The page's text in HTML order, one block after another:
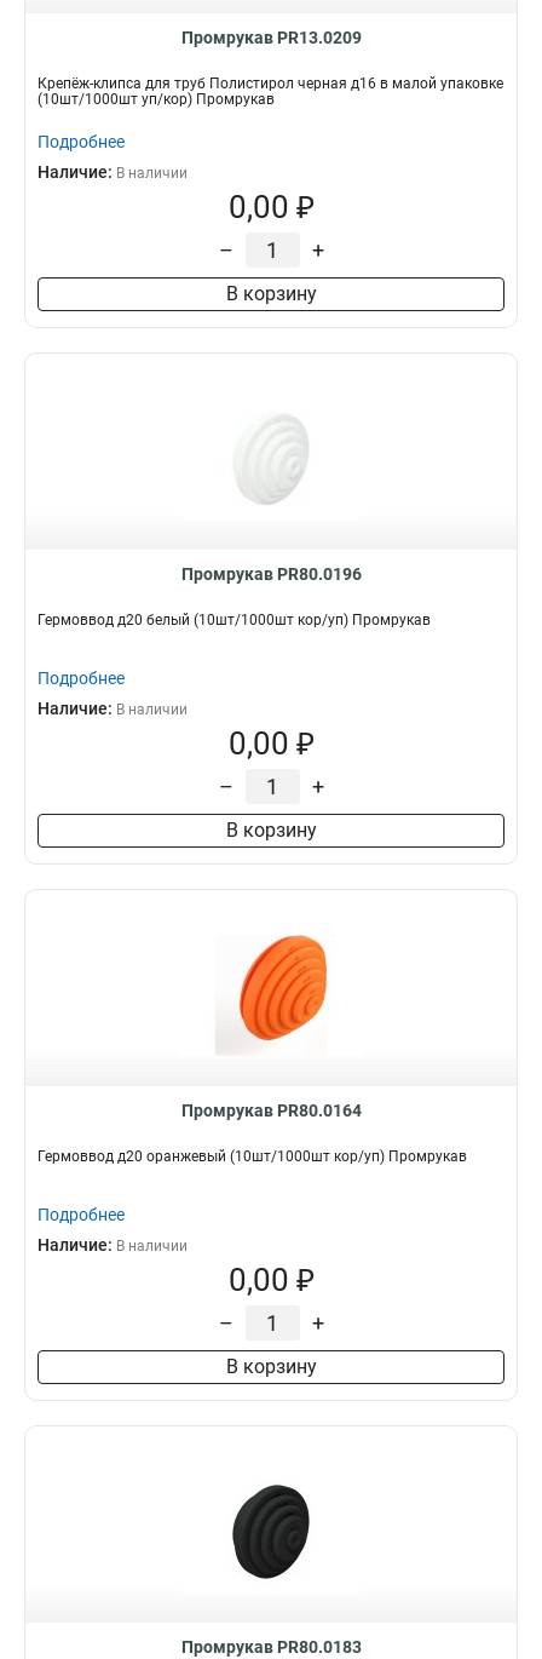
Промрукав PR13.0209
Крепёж-клипса для труб Полистирол черная д16 в малой упаковке
(10шт/1000шт уп/кор) Промрукав
Подробнее
Наличие: В наличии
0,00 ₽
– +
В корзину
Промрукав PR80.0196
Гермоввод д20 белый (10шт/1000шт кор/уп) Промрукав
Подробнее
Наличие: В наличии
0,00 ₽
– +
В корзину
Промрукав PR80.0164
Гермоввод д20 оранжевый (10шт/1000шт кор/уп) Промрукав
Подробнее
Наличие: В наличии
0,00 ₽
– +
В корзину
Промрукав PR80.0183